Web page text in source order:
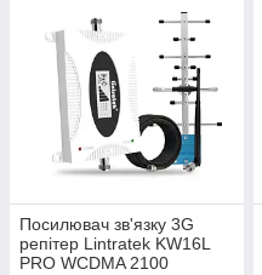
Посилювач зв'язку 3G
репітер Lintratek KW16L
PRO WCDMA 2100